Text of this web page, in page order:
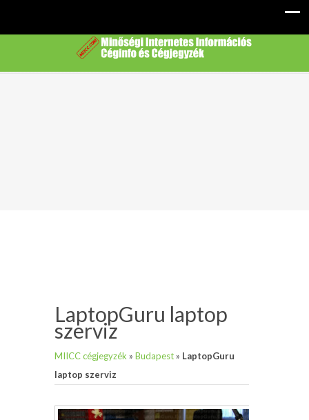
LaptopGuru laptop
szerviz
MIICC cégjegyzék » Budapest » LaptopGuru
laptop szerviz